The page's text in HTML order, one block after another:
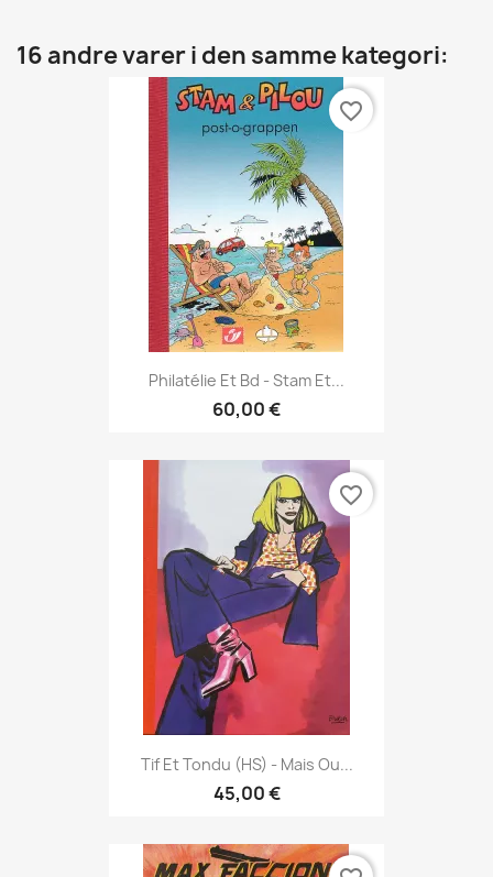
16 andre varer i den samme kategori:
Philatélie Et Bd - Stam Et...
60,00 €
favorite_border
Tif Et Tondu (HS) - Mais Ou...
45,00 €
favorite_border